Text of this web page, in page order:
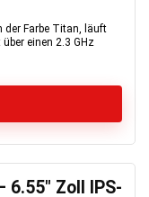
der Farbe Titan, läuft
einen 2.3 GHz
6.55″ Zoll IPS-